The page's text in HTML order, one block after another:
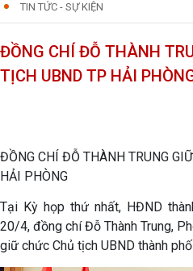
TIN TỨC - SỰ KIỆN
ĐỒNG CHÍ ĐỖ THÀNH
TỊCH UBND TP HẢI
ĐỒNG CHÍ ĐỖ THÀNH TRUNG
HẢI PHÒNG
Tại Kỳ họp thứ nhất, HĐND
20/4, đồng chí Đỗ Thành Trung,
giữ chức Chủ tịch UBND thành